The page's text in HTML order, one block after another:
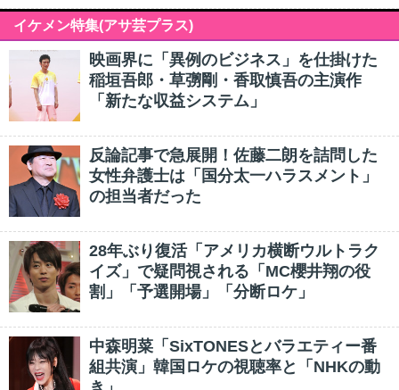
イケメン特集(アサ芸プラス)
映画界に「異例のビジネス」を仕掛けた
稲垣吾郎・草彅剛・香取慎吾の主演作
「新たな収益システム」
反論記事で急展開！佐藤二朗を詰問した
女性弁護士は「国分太一ハラスメント」
の担当者だった
28年ぶり復活「アメリカ横断ウルトラク
イズ」で疑問視される「MC櫻井翔の役
割」「予選開場」「分断ロケ」
中森明菜「SixTONESとバラエティー番
組共演」韓国ロケの視聴率と「NHKの動